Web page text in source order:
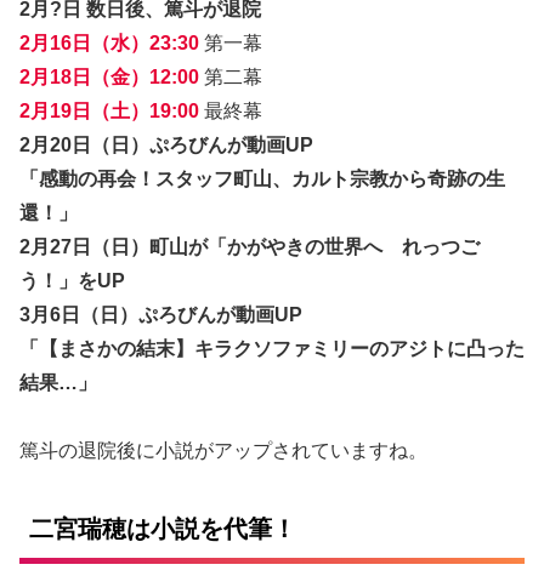
2月?日 数日後、篤斗が退院
2月16日（水）23:30 第一幕
2月18日（金）12:00 第二幕
2月19日（土）19:00 最終幕
2月20日（日）ぷろびんが動画UP
「感動の再会！スタッフ町山、カルト宗教から奇跡の生
還！」
2月27日（日）町山が「かがやきの世界へ れっつご
う！」をUP
3月6日（日）ぷろびんが動画UP
「【まさかの結末】キラクソファミリーのアジトに凸った
結果…」
篤斗の退院後に小説がアップされていますね。
二宮瑞穂は小説を代筆！